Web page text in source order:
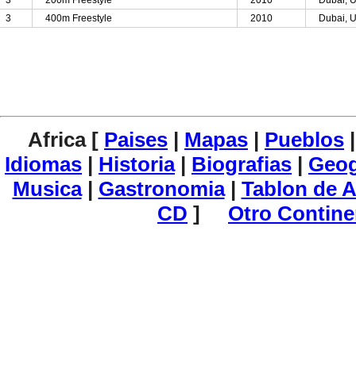
3
400m Freestyle 2010 Dubai,
Africa [ Paises | Mapas | Pueblos
Idiomas | Historia| Biografias |
Musica| Gastronomia| Tablon de
CD ] Otro